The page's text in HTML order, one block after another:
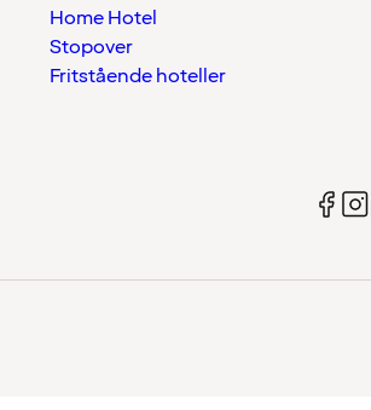
Home Hotel
Stopover
Fritstående hoteller